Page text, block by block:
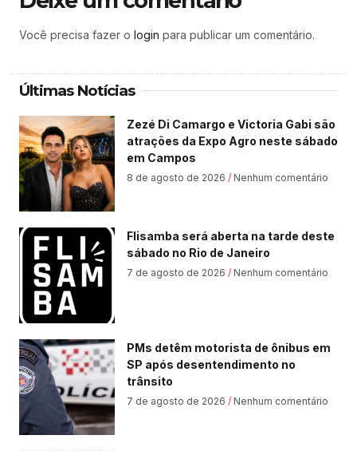
Você precisa fazer o login para publicar um comentário.
Últimas Notícias
Zezé Di Camargo e Victoria Gabi são
atrações da Expo Agro neste sábado
em Campos
8 de agosto de 2026 Nenhum comentário
Flisamba será aberta na tarde deste
sábado no Rio de Janeiro
7 de agosto de 2026 Nenhum comentário
PMs detêm motorista de ônibus em
SP após desentendimento no
trânsito
7 de agosto de 2026 Nenhum comentário